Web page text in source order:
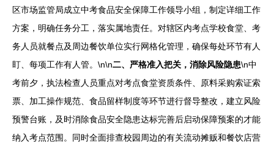
区市场监管局成立中考食品安全保障工作领导小组，制定详细工作
方案，明确任务分工，落实属地责任。对辖区内考点学校食堂、考
务人员就餐点及周边餐饮单位实行网格化管理，确保每处环节有人
盯、每项工作有人管。\n\n二、严格准入把关，消除风险隐患\n中
考前夕，执法检查人员重点对考点食堂资质条件、原料采购索证索
票、加工操作规范、食品留样制度等环节进行督导整改，建立风险
预警台账，及时消除食品安全隐患达标完善后启动保障预案的才能
纳入考点范围。同时全面排查校园周边的有关流动摊贩和餐饮店营